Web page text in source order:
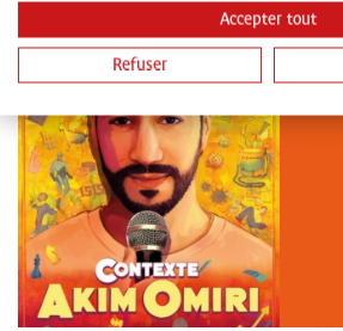
Accepter tout
Refuser